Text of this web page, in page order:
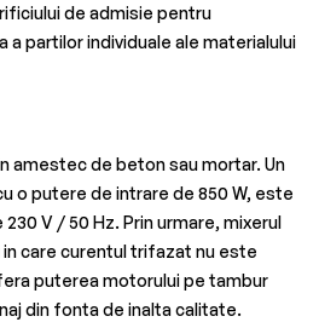
de admisie pentru
a partilor individuale ale materialului
amestec de beton sau mortar. Un
o putere de intrare de 850 W, este
V / 50 Hz. Prin urmare, mixerul
care curentul trifazat nu este
puterea motorului pe tambur
din fonta de inalta calitate.